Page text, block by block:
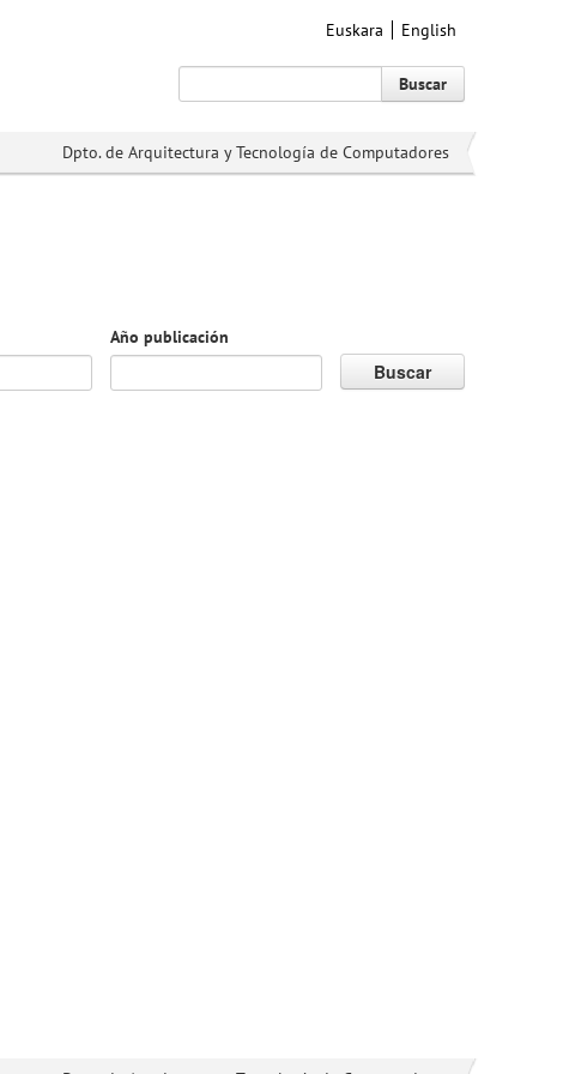
Euskara English
Buscar
Dpto. de Arquitectura y Tecnología de Computadores
Año publicación
Buscar